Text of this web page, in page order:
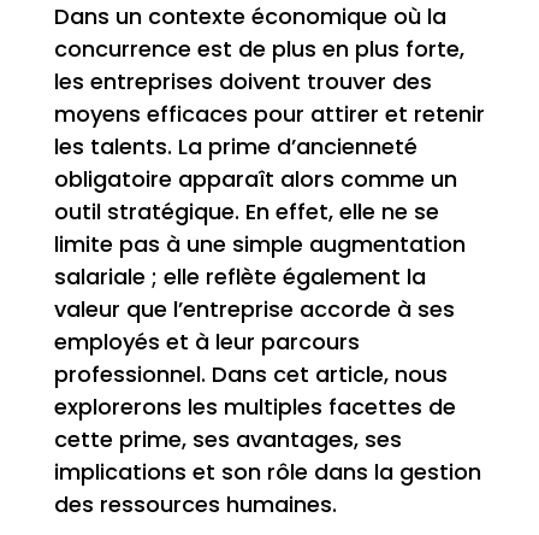
Dans un contexte économique où la
concurrence est de plus en plus forte,
les entreprises doivent trouver des
moyens efficaces pour attirer et retenir
les talents. La prime d’ancienneté
obligatoire apparaît alors comme un
outil stratégique. En effet, elle ne se
limite pas à une simple augmentation
salariale ; elle reflète également la
valeur que l’entreprise accorde à ses
employés et à leur parcours
professionnel. Dans cet article, nous
explorerons les multiples facettes de
cette prime, ses avantages, ses
implications et son rôle dans la gestion
des ressources humaines.